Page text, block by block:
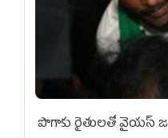
పొగాకు రైతుల‌తో వైయ‌స్